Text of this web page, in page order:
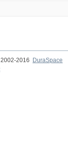
2016
DuraSpace